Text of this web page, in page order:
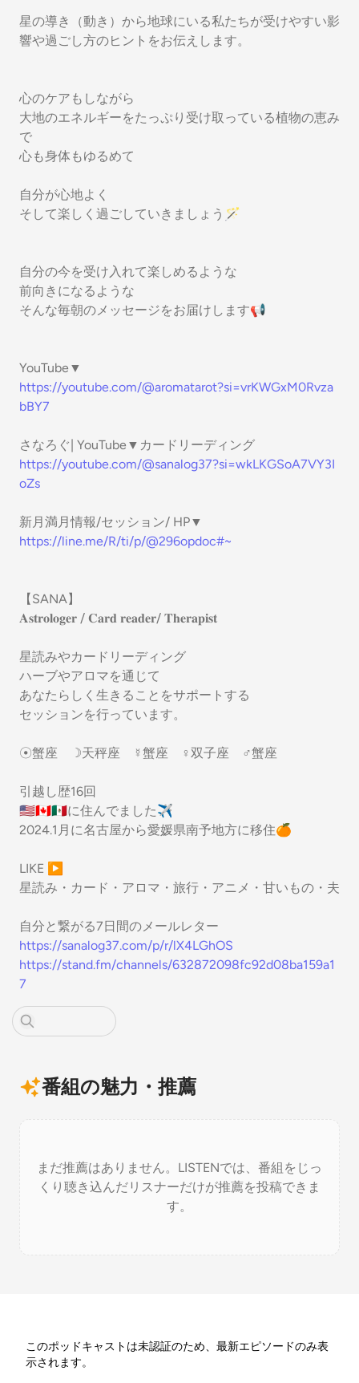
星の導き（動き）から地球にいる私たちが受けやすい影
響や過ごし方のヒントをお伝えします。
心のケアもしながら
大地のエネルギーをたっぷり受け取っている植物の恵み
で
心も身体もゆるめて
自分が心地よく
そして楽しく過ごしていきましょう🪄
自分の今を受け入れて楽しめるような
前向きになるような
そんな毎朝のメッセージをお届けします📢
YouTube▼
https://youtube.com/@aromatarot?si=vrKWGxM0Rvza
bBY7
さなろぐ| YouTube▼カードリーディング
https://youtube.com/@sanalog37?si=wkLKGSoA7VY3I
oZs
新月満月情報/セッション/ HP▼
https://line.me/R/ti/p/@296opdoc#~
【SANA】
𝐀𝐬𝐭𝐫𝐨𝐥𝐨𝐠𝐞𝐫 / 𝐂𝐚𝐫𝐝 𝐫𝐞𝐚𝐝𝐞𝐫/ 𝐓𝐡𝐞𝐫𝐚𝐩𝐢𝐬𝐭
星読みやカードリーディング
ハーブやアロマを通じて
あなたらしく生きることをサポートする
セッションを行っています。
☉蟹座 ☽天秤座 ☿蟹座 ♀双子座 ♂蟹座
引越し歴16回
🇺🇸🇨🇦🇲🇽に住んでました✈︎
2024.1月に名古屋から愛媛県南予地方に移住🍊
LIKE ▶︎
星読み・カード・アロマ・旅行・アニメ・甘いもの・夫
自分と繋がる7日間のメールレター
https://sanalog37.com/p/r/lX4LGhOS
https://stand.fm/channels/632872098fc92d08ba159a1
7
番組の魅力・推薦
まだ推薦はありません。LISTENでは、番組をじっ
くり聴き込んだリスナーだけが推薦を投稿できま
す。
このポッドキャストは未認証のため、最新エピソードのみ表
示されます。